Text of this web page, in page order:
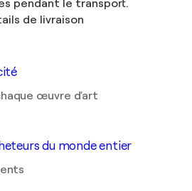
pendant le transport.
de livraison
œuvre d'art
du monde entier